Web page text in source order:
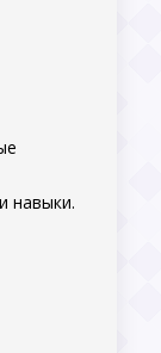
навыки.